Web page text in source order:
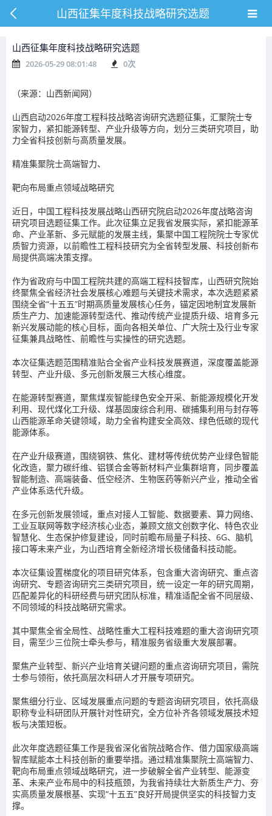
山西征集年度科技战略研究选题
山西征集年度科技战略研究选题
2026-05-29 08:01:48 0次
（来源：山西新闻网）
山西启动2026年度工程科技战略咨询研究选题征集，汇聚院士专
家智力，紧扣能源转型、产业升级等方向，划分三类研究项目，助
力全省科技创新与高质量发展。
精准集聚院士高端智力、
靶向布局重点领域战略研究
近日，中国工程科技发展战略山西研究院启动2026年度战略咨询
研究项目选题征集工作。此次征集立足我省发展实际，紧扣能源革
命、产业革新、多元赋能的发展主线，集聚中国工程院院士专家优
质智力资源，以前瞻性工程科技研究为全省转型发展、科技创新布
局提供高端决策支撑。
作为省政府与中国工程院共建的高端工程科技智库，山西研究院始
终聚焦全省经济社会发展核心难题与关键技术需求，本次选题紧紧
围绕全省“十五五”时期高质量发展核心任务，锚定因地制宜发展新
质生产力、加速能源转型迭代、推动传统产业提质升级、培育多元
新兴发展动能的核心目标，面向各相关单位、广大院士及行业专家
征集兼具战略性、前瞻性与实操性的研究选题。
本次征集选题范围精准贴合全省产业科技发展赛道，深度覆盖能源
转型、产业升级、多元创新发展三大核心维度。
在能源转型赛道， 聚焦煤炭智能绿色安全开采、新能源规模化开发
利用、现代煤化工升级、煤基固废综合利用、碳捕集利用与封存等
山西能源革命关键领域，助力全省构建安全高效、绿色低碳的现代
能源体系。
在产业升级赛道， 围绕钢铁、焦化、建材等传统优势产业绿色智能
化改造，聚力碳纤维、铝镁合金等新材料产业集群培育，同步覆盖
智能制造、高端装备、低空经济、生物医药等新兴产业，推动全省
产业体系迭代升级。
在多元创新发展领域， 重点对接人工智能、数据要素、算力网络、
工业互联网等数字经济核心业态，兼顾文旅文创数字化、特色农业
智慧化、生态保护修复建设，同时前瞻布局量子科技、6G、脑机
接口等未来产业，为山西培育全新经济增长极储备科技动能。
本次征集设置梯度化的项目研究体系，包含重大咨询研究、重点咨
询研究、专题咨询研究三类研究项目，统一设定一年的研究周期，
匹配差异化的科研经费与研究团队标准，精准适配全省不同层级、
不同领域的科技战略研究需求。
其中聚焦全省全局性、战略性重大工程科技难题的重大咨询研究项
目， 需至少三位院士牵头参与，精准服务省级重大发展部署。
聚焦产业转型、新兴产业培育关键问题的重点咨询研究项目， 需院
士参与领衔，依托高层次科研人才开展专项研究。
聚焦细分行业、区域发展重点问题的专题咨询研究项目， 依托高级
职称专业科研团队开展针对性研究，全方位补齐各领域发展技术短
板与决策短板。
此次年度选题征集工作是我省深化省院战略合作、借力国家级高端
智库赋能本土科技创新的重要举措。通过精准集聚院士高端智力、
靶向布局重点领域战略研究，进一步破解全省产业转型、能源变
革、未来产业布局中的科技瓶颈，为我省持续壮大新质生产力、夯
实高质量发展根基、实现“十五五”良好开局提供坚实的科技智力支
撑。